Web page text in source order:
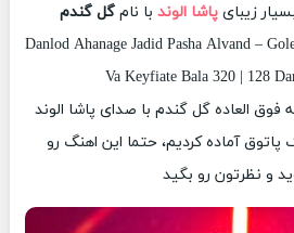
زیبایپاشا الوند با نامگل گندم
Danlod Ahanage Jadid Pasha Alvand –
Va Keyfiate Bala 320 | 128
فوق العاده گل گندم با صدای پاشا الوند
آماده کردیم، حتما این اهنگ رو
و نظرتون رو بگید